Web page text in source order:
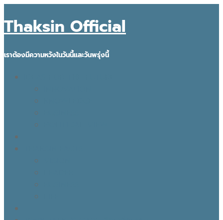
Thaksin Official
เราต้องมีความหวังในวันนี้และวันพรุ่งนี้